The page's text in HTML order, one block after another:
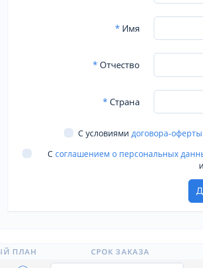
*Имя
*Отчество
*Страна
С условиями договора-оферты
С соглашением о персональных
ПЛАН СРОК ЗАКАЗА